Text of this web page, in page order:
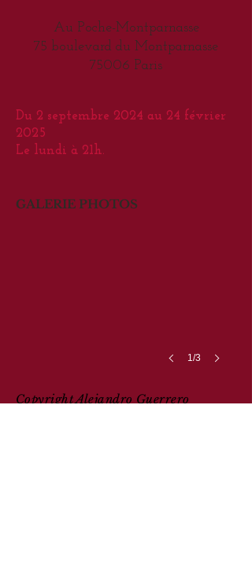
Au Poche-Montparnasse
75 boulevard du Montparnasse
75006 Paris
Du 2 septembre 2024 au 24 février
2025
Le lundi à 21h.
GALERIE PHOTOS
1/3
Copyright Alejandro Guerrero